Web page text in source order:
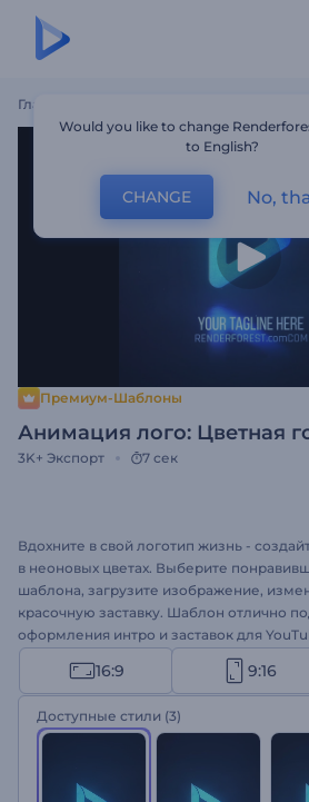
Главная Анимация Лого:
Премиум-Шаблоны
Анимация лого: Цветная
3K+ Экспорт 7 сек
Вдохните в свой логотип жизнь -
в неоновых цветах. Выберите
шаблона, загрузите изображение,
красочную заставку. Шаблон отлично
оформления интро и заставок для
презентаций и многого другого.
анимацией!16:9 9:16
Доступные стили (3)
Would you like to change
to English?
CHANGE No,